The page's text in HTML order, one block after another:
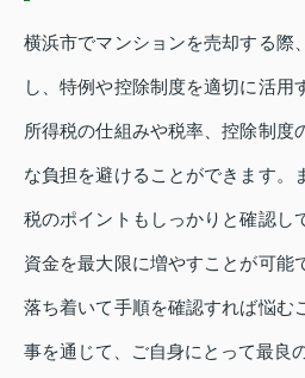
横浜市でマンションを売却する際
し、特例や控除制度を適切に活用
所得税の仕組みや税率、控除制度
な負担を避けることができます。
税のポイントもしっかりと確認し
資金を最大限に増やすことが可能
落ち着いて手順を確認すれば悩む
事を通じて、ご自身にとって最良